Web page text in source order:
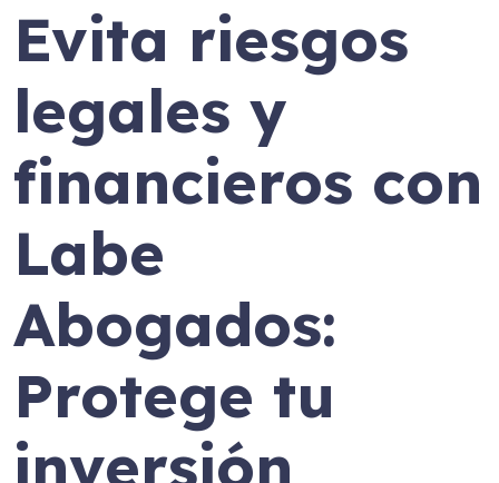
Evita riesgos
legales y
financieros con
Labe
Abogados:
Protege tu
inversión